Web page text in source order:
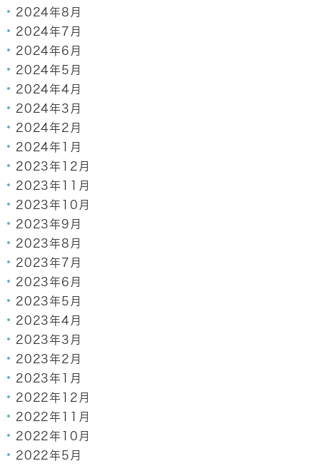
2024年8月
2024年7月
2024年6月
2024年5月
2024年4月
2024年3月
2024年2月
2024年1月
2023年12月
2023年11月
2023年10月
2023年9月
2023年8月
2023年7月
2023年6月
2023年5月
2023年4月
2023年3月
2023年2月
2023年1月
2022年12月
2022年11月
2022年10月
2022年5月